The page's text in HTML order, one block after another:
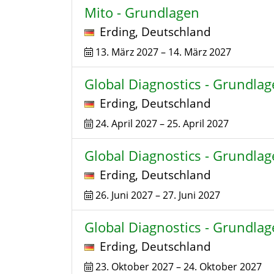
Mito - Grundlagen
Erding, Deutschland
13. März 2027– 14. März 2027
Global Diagnostics -
Erding, Deutschland
24. April 2027–25. April 2027
Global Diagnostics -
Erding, Deutschland
26. Juni 2027–27. Juni 2027
Global Diagnostics -
Erding, Deutschland
23. Oktober 2027–24. Oktober 2027